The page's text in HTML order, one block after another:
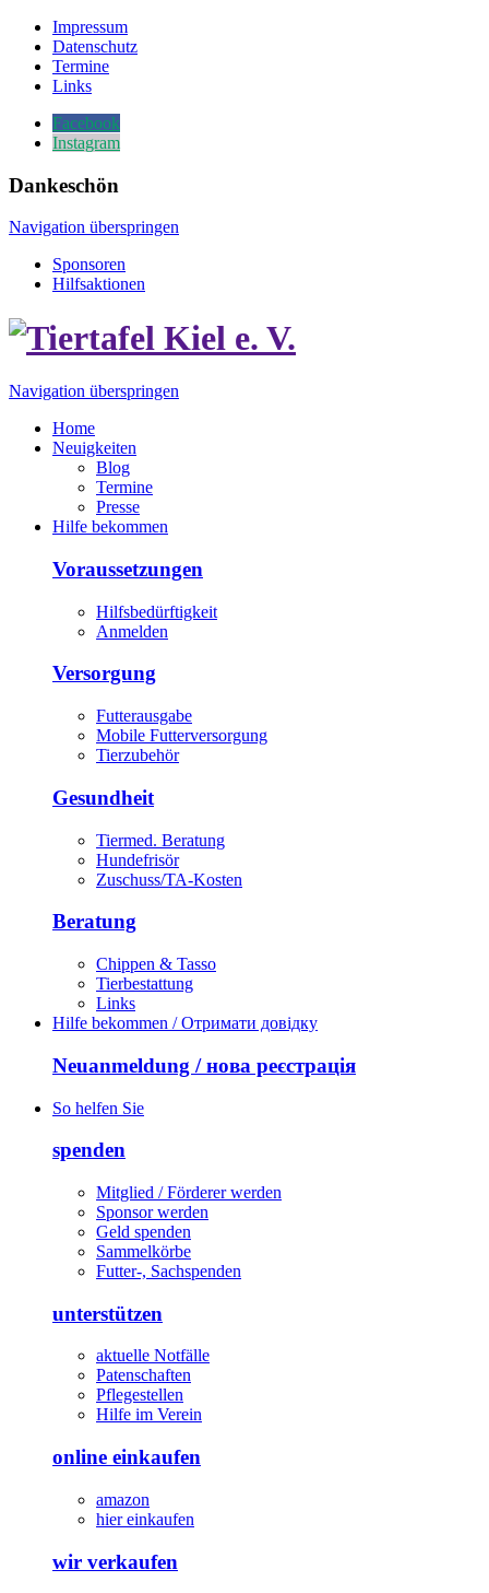
Impressum
Datenschutz
Termine
Links
Facebook
Instagram
Dankeschön
Navigation überspringen
Sponsoren
Hilfsaktionen
Navigation überspringen
Home
Neuigkeiten
Blog
Termine
Presse
Hilfe bekommen
Voraussetzungen
Hilfsbedürftigkeit
Anmelden
Versorgung
Futterausgabe
Mobile Futterversorgung
Tierzubehör
Gesundheit
Tiermed. Beratung
Hundefrisör
Zuschuss/TA-Kosten
Beratung
Chippen & Tasso
Tierbestattung
Links
Hilfe bekommen / Отримати довідку
Neuanmeldung / нова реєстрація
So helfen Sie
spenden
Mitglied / Förderer werden
Sponsor werden
Geld spenden
Sammelkörbe
Futter-, Sachspenden
unterstützen
aktuelle Notfälle
Patenschaften
Pflegestellen
Hilfe im Verein
online einkaufen
amazon
hier einkaufen
wir verkaufen